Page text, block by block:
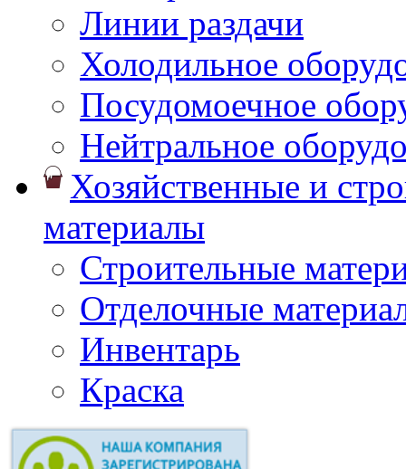
Линии раздачи
Холодильное
Посудомоечное
Нейтральное
Хозяйственные и
материалы
Строительные
Отделочные
Инвентарь
Краска